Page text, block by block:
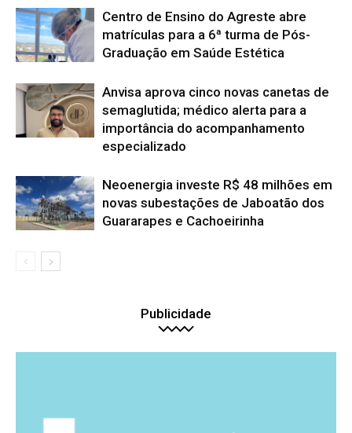
Centro de Ensino do Agreste abre
matrículas para a 6ª turma de Pós-
Graduação em Saúde Estética
Anvisa aprova cinco novas canetas de
semaglutida; médico alerta para a
importância do acompanhamento
especializado
Neoenergia investe R$ 48 milhões em
novas subestações de Jaboatão dos
Guararapes e Cachoeirinha
Publicidade